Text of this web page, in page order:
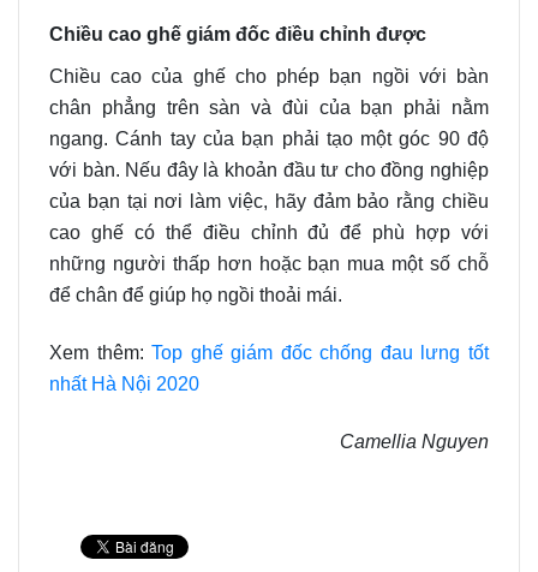
Chiều cao ghế giám đốc điều chỉnh được
Chiều cao của ghế cho phép bạn ngồi với bàn
chân phẳng trên sàn và đùi của bạn phải nằm
ngang. Cánh tay của bạn phải tạo một góc 90 độ
với bàn. Nếu đây là khoản đầu tư cho đồng nghiệp
của bạn tại nơi làm việc, hãy đảm bảo rằng chiều
cao ghế có thể điều chỉnh đủ để phù hợp với
những người thấp hơn hoặc bạn mua một số chỗ
để chân để giúp họ ngồi thoải mái.
Xem thêm: Top ghế giám đốc chống đau lưng tốt
nhất Hà Nội 2020
Camellia Nguyen